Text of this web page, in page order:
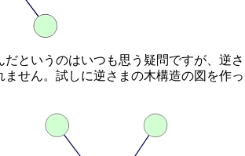
というのはいつも思う疑問ですが、逆さ
ません。試しに逆さまの木構造の図を作っ